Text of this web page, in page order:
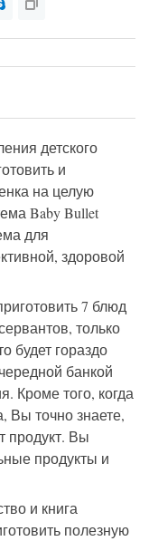
детского
и
на целую
Baby Bullet
для
здоровой
7 блюд
только
будет гораздо
банкой
Кроме того, когда
Вы точно знаете,
продукт. Вы
продукты и
и книга
полезную